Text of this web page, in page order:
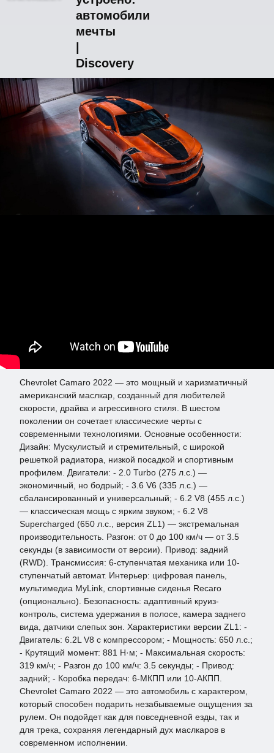
автомобили
мечты
Discovery
Chevrolet Camaro 2022 — это мощный и харизматичный
американский маслкар, созданный для любителей
скорости, драйва и агрессивного стиля. В шестом
поколении он сочетает классические черты с
современными технологиями. Основные особенности:
Дизайн: Мускулистый и стремительный, с широкой
решеткой радиатора, низкой посадкой и спортивным
профилем. Двигатели: - 2.0 Turbo (275 л.с.) —
экономичный, но бодрый; - 3.6 V6 (335 л.с.) —
сбалансированный и универсальный; - 6.2 V8 (455 л.с.)
— классическая мощь с ярким звуком; - 6.2 V8
Supercharged (650 л.с., версия ZL1) — экстремальная
производительность. Разгон: от 0 до 100 км/ч — от 3.5
секунды (в зависимости от версии). Привод: задний
(RWD). Трансмиссия: 6-ступенчатая механика или 10-
ступенчатый автомат. Интерьер: цифровая панель,
мультимедиа MyLink, спортивные сиденья Recaro
(опционально). Безопасность: адаптивный круиз-
контроль, система удержания в полосе, камера заднего
вида, датчики слепых зон. Характеристики версии ZL1: -
Двигатель: 6.2L V8 с компрессором; - Мощность: 650 л.с.;
- Крутящий момент: 881 Н·м; - Максимальная скорость:
319 км/ч; - Разгон до 100 км/ч: 3.5 секунды; - Привод:
задний; - Коробка передач: 6-МКПП или 10-АКПП.
Chevrolet Camaro 2022 — это автомобиль с характером,
который способен подарить незабываемые ощущения за
рулем. Он подойдет как для повседневной езды, так и
для трека, сохраняя легендарный дух маслкаров в
современном исполнении.